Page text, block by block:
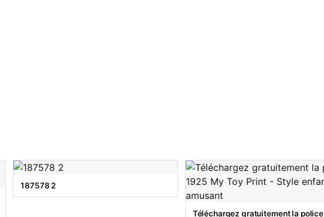
187578 2
Téléchargez gratuitement la police